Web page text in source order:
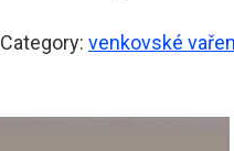
Category: venkovské